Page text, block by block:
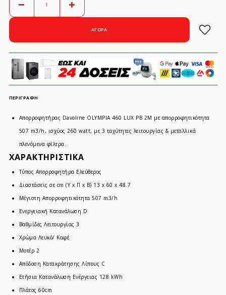
ΠΕΡΙΓΡΑΦΉ
Απορροφητήρας Davoline OLYMPIA 460 LUX PB 2M με απορροφητικότητα
507 m3/h, ισχύος 260 watt, με 3 ταχύτητες λειτουργίας & μεταλλικά
πλενόμενα φίλτρα.
ΧΑΡΑΚΤΗΡΙΣΤΙΚΑ
Τύπος Απορροφητήρα Ελεύθερος
Διαστάσεις σε cm (Υ x Π x Β) 13 x 60 x 48.7
Μέγιστη Απορροφητικότητα 507 m3/h
Ενεργειακή Κατανάλωση D
Βαθμίδες Λειτουργίας 3
Χρώμα Λευκό/ Καφέ
Μοτέρ 2
Απόδοση Κατακράτησης Λίπους C
Ετήσια Κατανάλωση Ενέργειας 128 kWh
Πλάτος 60cm